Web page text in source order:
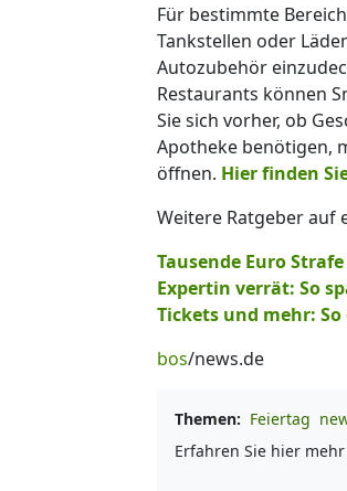
Für bestimmte
Tankstellen oder
Autozubehör
Restaurants können
Sie sich vorher, ob
Apotheke benötigen,
öffnen. Hier finden
Weitere Ratgeber auf
Tausende Euro
Expertin verrät: So
Tickets und mehr: So
bos/news.de
Themen: Feiertag
Erfahren Sie hier